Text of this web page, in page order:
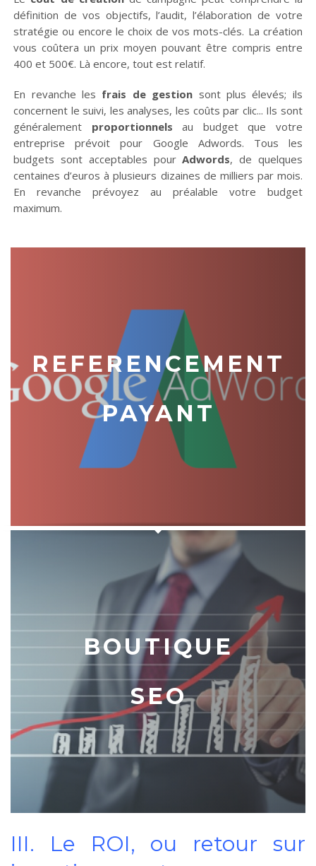
définition de vos objectifs, l’audit, l’élaboration de votre
stratégie ou encore le choix de vos mots-clés. La création
vous coûtera un prix moyen pouvant être compris entre
400 et 500€. Là encore, tout est relatif.
En revanche les frais de gestion sont plus élevés; ils
concernent le suivi, les analyses, les coûts par clic... Ils sont
généralement proportionnelsau budget que votre
entreprise prévoit pour Google Adwords. Tous les
budgets sont acceptables pourAdwords, de quelques
centaines d’euros à plusieurs dizaines de milliers par mois.
En revanche prévoyez au préalable votre budget
maximum.
REFERENCEMENT
PAYANT
BOUTIQUE
SEO
III. Le ROI, ou retour sur